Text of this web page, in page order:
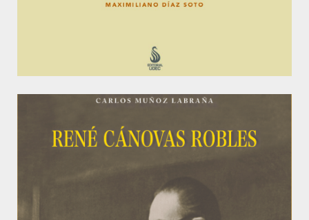
LOTERÍA DE CONCEPCIÓN. CIEN AÑOS DE